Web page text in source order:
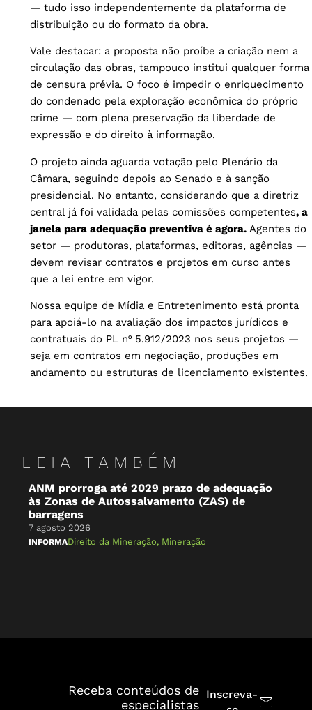
— tudo isso independentemente da plataforma de
distribuição ou do formato da obra.
Vale destacar: a proposta não proíbe a criação nem a
circulação das obras, tampouco institui qualquer forma
de censura prévia. O foco é impedir o enriquecimento
do condenado pela exploração econômica do próprio
crime — com plena preservação da liberdade de
expressão e do direito à informação.
O projeto ainda aguarda votação pelo Plenário da
Câmara, seguindo depois ao Senado e à sanção
presidencial. No entanto, considerando que a diretriz
central já foi validada pelas comissões competentes, a
janela para adequação preventiva é agora.Agentes do
setor — produtoras, plataformas, editoras, agências —
devem revisar contratos e projetos em curso antes
que a lei entre em vigor.
Nossa equipe de Mídia e Entretenimento está pronta
para apoiá-lo na avaliação dos impactos jurídicos e
contratuais do PL nº 5.912/2023 nos seus projetos —
seja em contratos em negociação, produções em
andamento ou estruturas de licenciamento existentes.
LEIA TAMBÉM
ANM prorroga até 2029 prazo de adequação
às Zonas de Autossalvamento (ZAS) de
barragens
7 agosto 2026
INFORMADireito da Mineração, Mineração
Receba conteúdos de
especialistas
Inscreva-